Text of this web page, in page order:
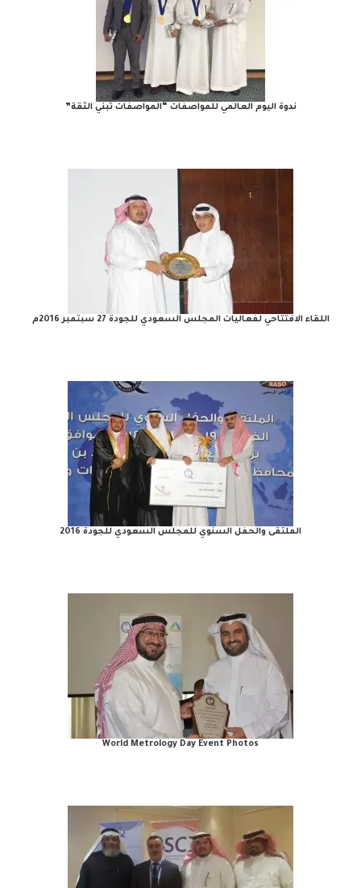
ندوة اليوم العالمي للمواصفات “المواصفات تبني الثقة”
اللقاء الافتتاحي لفعاليات المجلس السعودي للجودة 27 سبتمبر 2016م
الملتقى والحفل السنوي للمجلس السعودي للجودة 2016
World Metrology Day Event Photos